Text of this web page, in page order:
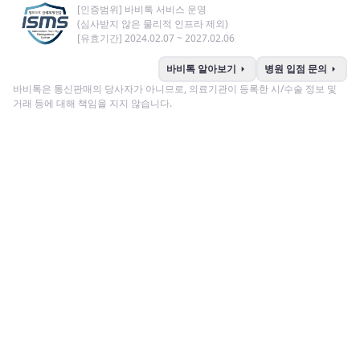
[인증범위] 바비톡 서비스 운영
(심사받지 않은 물리적 인프라 제외)
[유효기간] 2024.02.07 ~ 2027.02.06
바비톡 알아보기 arrow_right 병원 입점 문의 arrow_right
바비톡은 통신판매의 당사자가 아니므로, 의료기관이 등록한 시/수술 정보 및
거래 등에 대해 책임을 지지 않습니다.